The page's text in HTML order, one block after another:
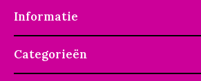
Informatie
Categorieën